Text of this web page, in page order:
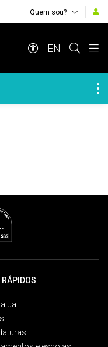
Quem sou?
EN
RÁPIDOS
ua